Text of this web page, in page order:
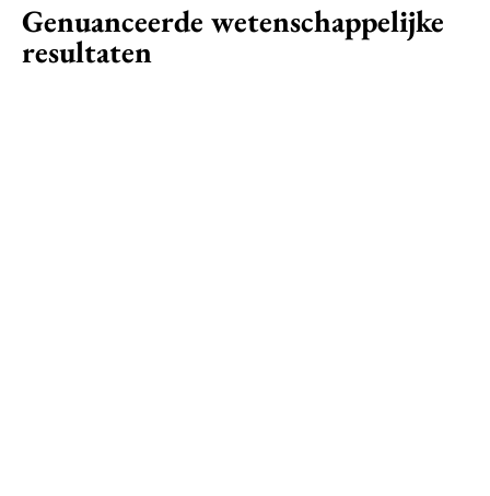
Genuanceerde wetenschappelijke
resultaten